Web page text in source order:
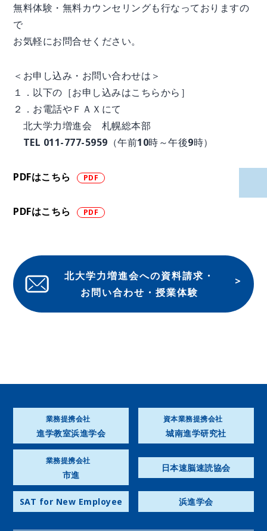
無料体験・無料カウンセリングも行なっておりますの
で
お気軽にお問合せください。
＜お申し込み・お問い合わせは＞
１．以下の［お申し込みはこちらから］
２．お電話やＦＡＸにて
北大学力増進会 札幌総本部
TEL 011-777-5959（午前10時～午後9時）
PDFはこちら
PDFはこちら
北大学力増進会への資料請求・
お問い合わせ・授業体験
業務提携会社
進学教室浜進学会
資本業務提携会社
城南進学研究社
業務提携会社
市進
日本速脳速読協会
SAT for New Employee 浜進学会